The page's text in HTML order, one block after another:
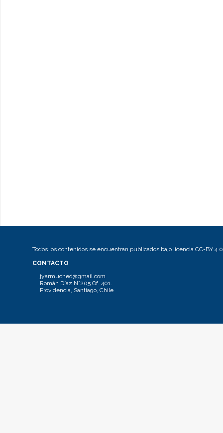
Todos los contenidos se encuentran publicados bajo licencia CC-BY 4.0
CONTACTO
jyarmuched@gmail.com
Román Díaz N°205 Of. 401.
Providencia, Santiago, Chile